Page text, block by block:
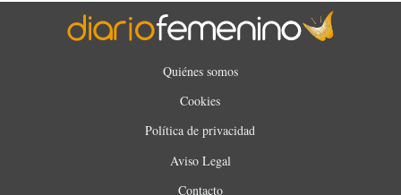
Quiénes somos
Cookies
Política de privacidad
Aviso Legal
Contacto